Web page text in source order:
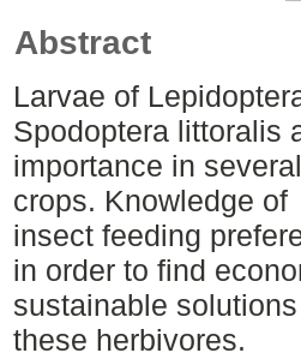
Abstract
Larvae of
Spodoptera littoralis
importance in
crops. Knowledge of
insect feeding
in order to find
sustainable
these herbivores.